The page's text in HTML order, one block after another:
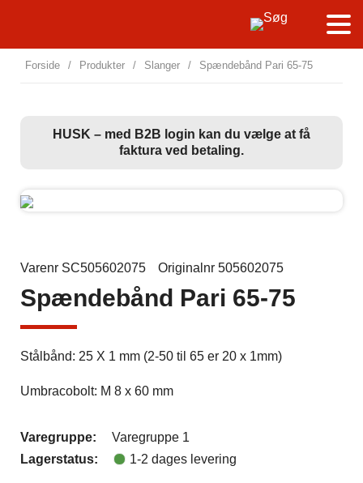
Forside / Produkter / Slanger / Spændebånd Pari 65-75
HUSK – med B2B login kan du vælge at få
faktura ved betaling.
Varenr SC505602075 Originalnr 505602075
Spændebånd Pari 65-75
Stålbånd: 25 X 1 mm (2-50 til 65 er 20 x 1mm)
Umbracobolt: M 8 x 60 mm
Varegruppe:
Varegruppe 1
Lagerstatus:
1-2 dages levering